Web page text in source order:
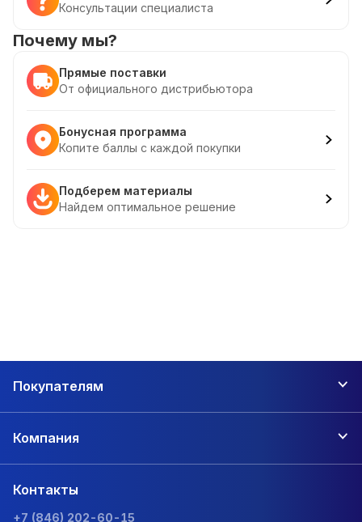
Консультации специалиста
Почему мы?
Прямые поставки
От официального дистрибьютора
Бонусная программа
Копите баллы с каждой покупки
Подберем материалы
Найдем оптимальное решение
Покупателям
Компания
Контакты
+7 (846) 202-60-15